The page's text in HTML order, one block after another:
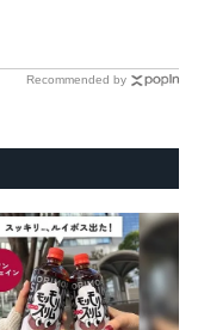
Recommended by